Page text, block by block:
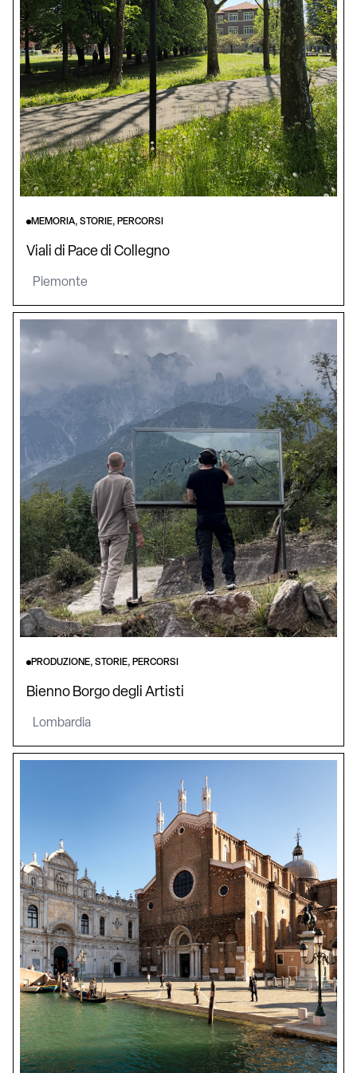
MEMORIA, STORIE, PERCORSI
Viali di Pace di Collegno
Piemonte
PRODUZIONE, STORIE, PERCORSI
Bienno Borgo degli Artisti
Lombardia